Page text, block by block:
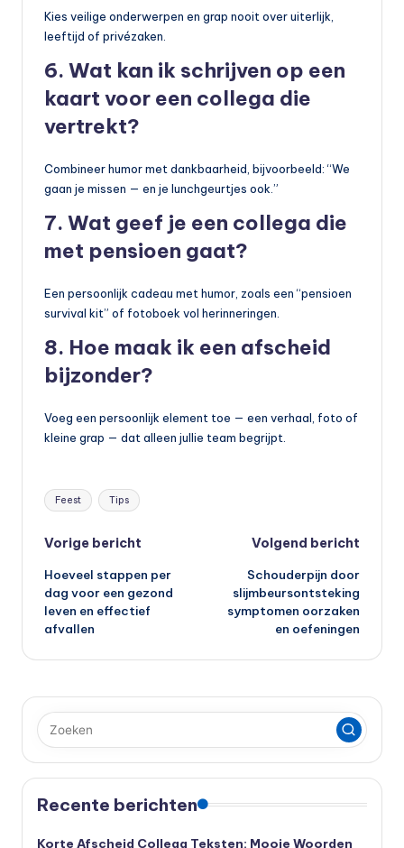
Kies veilige onderwerpen en grap nooit over uiterlijk,
leeftijd of privézaken.
6. Wat kan ik schrijven op een
kaart voor een collega die
vertrekt?
Combineer humor met dankbaarheid, bijvoorbeeld: “We
gaan je missen — en je lunchgeurtjes ook.”
7. Wat geef je een collega die
met pensioen gaat?
Een persoonlijk cadeau met humor, zoals een “pensioen
survival kit” of fotoboek vol herinneringen.
8. Hoe maak ik een afscheid
bijzonder?
Voeg een persoonlijk element toe — een verhaal, foto of
kleine grap — dat alleen jullie team begrijpt.
Tags:
Feest Tips
Bericht
navigatie
Vorige bericht
Hoeveel stappen per
dag voor een gezond
leven en effectief
afvallen
Volgend bericht
Schouderpijn door
slijmbeursontsteking
symptomen oorzaken
en oefeningen
Recente berichten
Korte Afscheid Collega Teksten: Mooie Woorden